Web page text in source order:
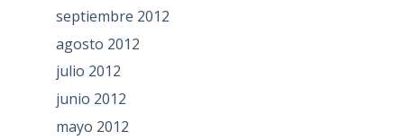
septiembre 2012
agosto 2012
julio 2012
junio 2012
mayo 2012